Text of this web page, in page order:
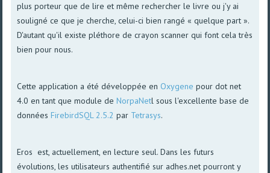
plus porteur que de lire et même rechercher le livre ou j'y ai
souligné ce que je cherche, celui-ci bien rangé « quelque part ».
D'autant qu'il existe pléthore de crayon scanner qui font cela très
bien pour nous.
Cette application a été développée en Oxygene pour dot net
4.0 en tant que module deNorpaNetl sous l'excellente base de
donnéesFirebirdSQL 2.5.2 par Tetrasys.
Eros est, actuellement, en lecture seul. Dans les futurs
évolutions, les utilisateurs authentifié sur adhes.net pourront y